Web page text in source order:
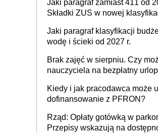
Jaki paragraf zamiast 411 od
Składki ZUS w nowej
Jaki paragraf klasyfikacji
wodę i ścieki od 2027 r.
Brak zajęć w sierpniu. Czy
nauczyciela na bezpłatny
Kiedy i jak pracodawca może
dofinansowanie z PFRON?
Rząd: Opłaty gotówką w
Przepisy wskazują na